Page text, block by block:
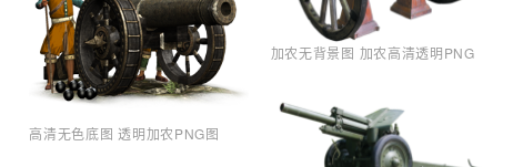
高清无色底图 透明加农PNG图
加农无背景图 加农高清透明PNG